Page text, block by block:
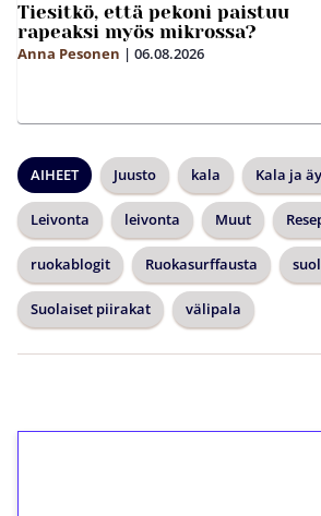
Tiesitkö, että pekoni paistuu
rapeaksi myös mikrossa?
Anna Pesonen | 06.08.2026
AIHEET Juusto kala Kala ja
Leivonta leivonta Muut
ruokablogit Ruokasurffausta
Suolaiset piirakat välipala